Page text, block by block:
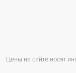
Цены на сайте носят